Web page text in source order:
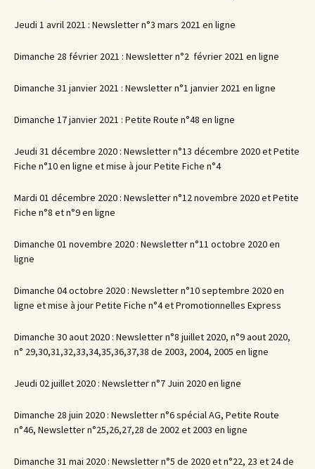
Jeudi 1 avril 2021 : Newsletter n°3 mars 2021 en ligne
Dimanche 28 février 2021 : Newsletter n°2 février 2021 en ligne
Dimanche 31 janvier 2021 : Newsletter n°1 janvier 2021 en ligne
Dimanche 17 janvier 2021 : Petite Route n°48 en ligne
Jeudi 31 décembre 2020 : Newsletter n°13 décembre 2020 et Petite
Fiche n°10 en ligne et mise à jour Petite Fiche n°4
Mardi 01 décembre 2020 : Newsletter n°12 novembre 2020 et Petite
Fiche n°8 et n°9 en ligne
Dimanche 01 novembre 2020 : Newsletter n°11 octobre 2020 en
ligne
Dimanche 04 octobre 2020 : Newsletter n°10 septembre 2020 en
ligne et mise à jour Petite Fiche n°4 et Promotionnelles Express
Dimanche 30 aout 2020 : Newsletter n°8 juillet 2020, n°9 aout 2020,
n° 29,30,31,32,33,34,35,36,37,38 de 2003, 2004, 2005 en ligne
Jeudi 02 juillet 2020 : Newsletter n°7 Juin 2020 en ligne
Dimanche 28 juin 2020 : Newsletter n°6 spécial AG, Petite Route
n°46, Newsletter n°25,26,27,28 de 2002 et 2003 en ligne
Dimanche 31 mai 2020 : Newsletter n°5 de 2020 et n°22, 23 et 24 de